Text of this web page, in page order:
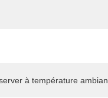
à température